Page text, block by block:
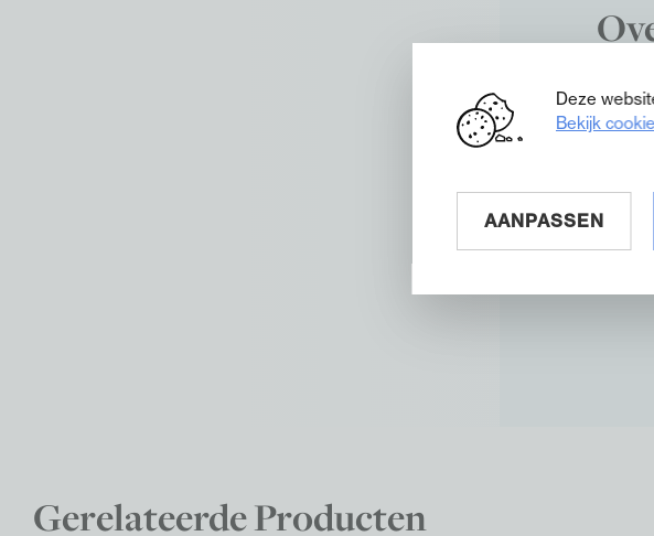
ze in
gerust
Gerelateerde Producten
Deze
Bekijk
AANPASSEN